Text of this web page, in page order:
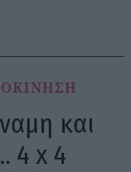
και
4 x 4